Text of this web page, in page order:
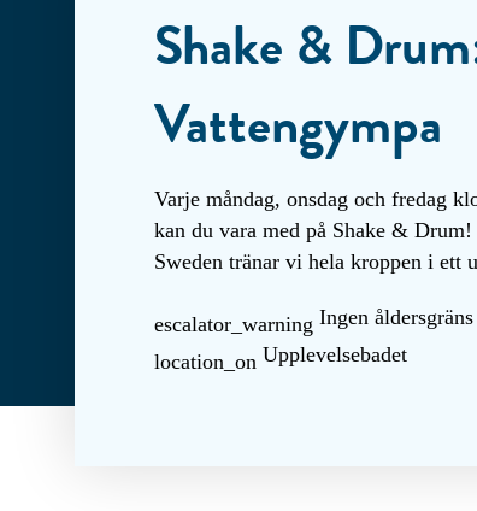
Shake &
Vattengympa
Varje måndag, onsdag och fredag
kan du vara med på Shake &
Sweden tränar vi hela kroppen i
escalator_warning Ingen åldersgräns
location_on Upplevelsebadet